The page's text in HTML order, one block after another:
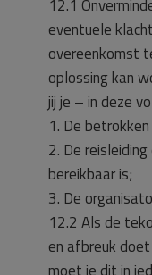
12.1
eventuele
overeenkomst
oplossing kan
jij je – in deze
1. De
2. De
bereikbaar is;
3. De
12.2 Als de
en afbreuk
moet je dit in